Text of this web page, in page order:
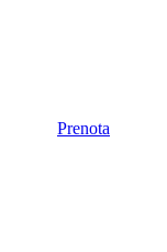
Prenota